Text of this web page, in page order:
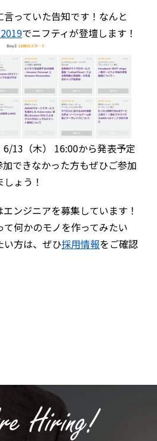
っていた告知です！なんと
でニフティが登壇します！
13（木） 16:00から発表予定
できなかった方もぜひご参加
ょう！
ンジニアを募集しています！
て何かのモノを作ってみたい
い方は、ぜひ採用情報をご確認